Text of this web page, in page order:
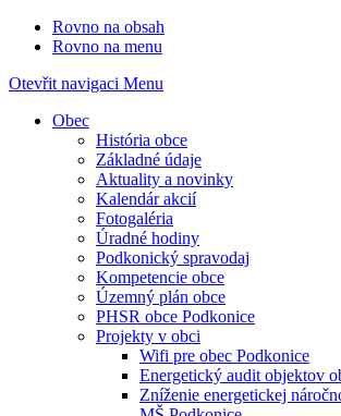
Rovno na obsah
Rovno na menu
Otevřit navigaci Menu
Obec
História obce
Základné údaje
Aktuality a novinky
Kalendár akcií
Fotogaléria
Úradné hodiny
Podkonický spravodaj
Kompetencie obce
Územný plán obce
PHSR obce Podkonice
Projekty v obci
Wifi pre obec Podkonice
Energetický audit objektov
Zníženie energetickej